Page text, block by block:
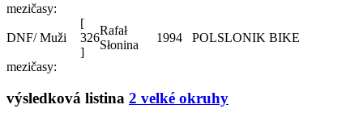
mezičasy:
DNF/ Muži
[
326
]
Rafał
Słonina
1994 POLSLONIK BIKE
mezičasy:
výsledková listina 2 velké okruhy